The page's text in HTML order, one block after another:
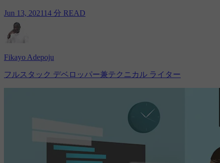
Jun 13, 2021 14 分 READ
Fikayo Adepoju
フルスタック デベロッパー兼テクニカル ライター